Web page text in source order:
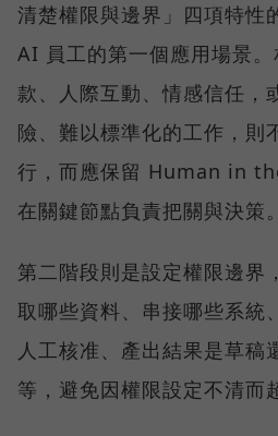
清楚權限與邊界」四項特性
AI 員工的第一個應用場景
款、人際互動、情感信任，
險、難以標準化的工作，則
行，而應保留 Human in
在關鍵節點負責把關與決策。
第二階段則是設定權限邊界
取哪些資料、串接哪些系統
人工核准、產出結果是草稿
等，避免因權限設定不清而